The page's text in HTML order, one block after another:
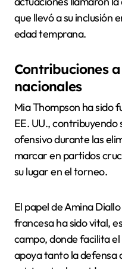
que llevó a su inclusión
edad temprana.
Contribuciones
nacionales
Mia Thompson ha sido
EE. UU.,
ofensivo durante las
marcar en partidos
su lugar en el torneo.
El papel de Amina
francesa ha sido vital,
campo, donde facilita
apoya tanto la defensa